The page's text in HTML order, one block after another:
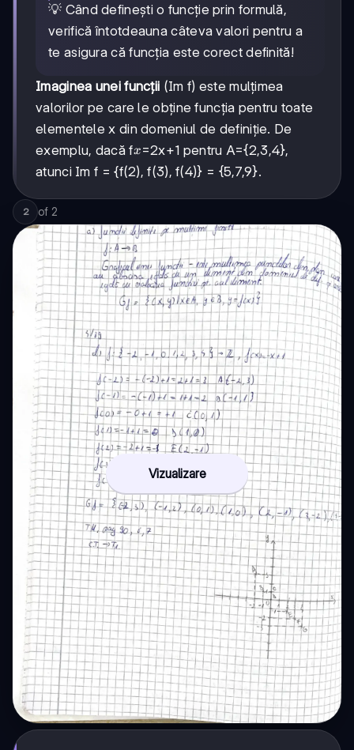
💡 Când definești o funcție prin formulă,
verifică întotdeauna câteva valori pentru a
te asigura că funcția este corect definită!
Imaginea unei funcții (Im f) este mulțimea
valorilor pe care le obține funcția pentru toate
elementele x din domeniul de definiție. De
exemplu, dacă fx
x=2x+1 pentru A={2,3,4},
atunci Im f = {f(2), f(3), f(4)} = {5,7,9}.
2 of 2
Vizualizare